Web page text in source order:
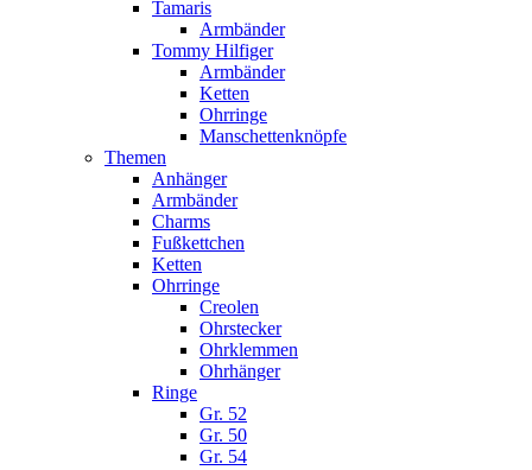
Tamaris
Armbänder
Tommy Hilfiger
Armbänder
Ketten
Ohrringe
Manschettenknöpfe
Themen
Anhänger
Armbänder
Charms
Fußkettchen
Ketten
Ohrringe
Creolen
Ohrstecker
Ohrklemmen
Ohrhänger
Ringe
Gr. 52
Gr. 50
Gr. 54